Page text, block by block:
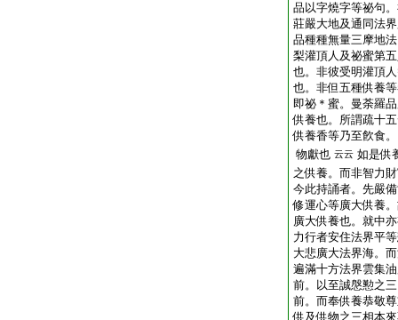
品以字燒字等祕句
莊嚴大地及通同法
品種種無量三摩地
梨灌頂人及祕蜜第
也。非彼受明灌頂
也。非但五種供養
即祕＊蜜。曼荼羅
供養也。所謂疏十
供養香等乃至飮食
物獻也 云云 如是供
之供養。而非智力
今此持誦者。先嚴
修運心等廣大供養
廣大供養也。就中
力行者安住法界平
大悲廣大法界海。
遍滿十方法界雲集
前。以至誠慇懃之
前。而奉供養恭敬
供及供物之三相本